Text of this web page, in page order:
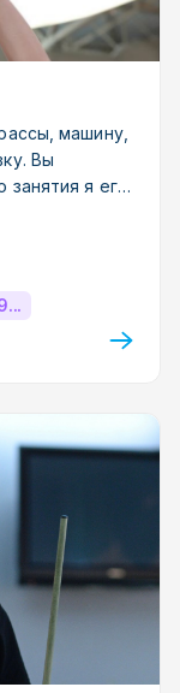
машину,
Вы
занятия я его
на ваших
и